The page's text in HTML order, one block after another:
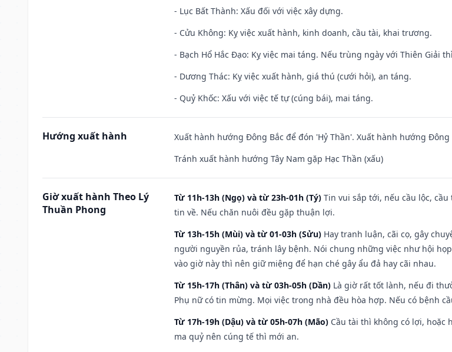
- Lục Bất Thành: Xấu đối với việc xây dựng.
- Cửu Không: Kỵ việc xuất hành, kinh doanh, cầu tài, khai trương.
- Bạch Hổ Hắc Đạo: Kỵ việc mai táng. Nếu trùng ngày với Thiên Giải
- Dương Thác: Kỵ việc xuất hành, giá thú (cưới hỏi), an táng.
- Quỷ Khốc: Xấu với việc tế tự (cúng bái), mai táng.
Hướng xuất hành
Xuất hành hướng Đông Bắc để đón 'Hỷ Thần'. Xuất hành hướng Đông
Tránh xuất hành hướng Tây Nam gặp Hạc Thần (xấu)
Giờ xuất hành Theo Lý
Thuần Phong
Từ 11h-13h (Ngọ) và từ 23h-01h (Tý) Tin vui sắp tới, nếu cầu lộc,
tin về. Nếu chăn nuôi đều gặp thuận lợi.
Từ 13h-15h (Mùi) và từ 01-03h (Sửu) Hay tranh luận, cãi cọ, gây
người nguyền rủa, tránh lây bệnh. Nói chung những việc như hội
vào giờ này thì nên giữ miệng để hạn ché gây ẩu đả hay cãi nhau.
Từ 15h-17h (Thân) và từ 03h-05h (Dần) Là giờ rất tốt lành, nếu đi
Phụ nữ có tin mừng. Mọi việc trong nhà đều hòa hợp. Nếu có bệnh
Từ 17h-19h (Dậu) và từ 05h-07h (Mão) Cầu tài thì không có lợi, hoặc
ma quỷ nên cúng tế thì mới an.